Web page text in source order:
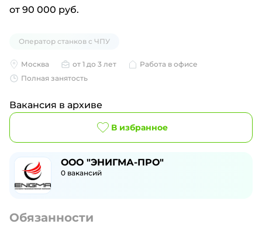
от 90 000 руб.
Оператор станков с ЧПУ
Москва от 1 до 3 лет
Работа в офисе
Полная занятость
Вакансия в архиве
В избранное
ООО "ЭНИГМА-ПРО"
0 вакансий
Обязанности